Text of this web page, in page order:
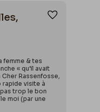
femme & tes
« qu’il avait
Rassenfosse,
rapide visite à
trop le bon
moi (par une
Ajouter